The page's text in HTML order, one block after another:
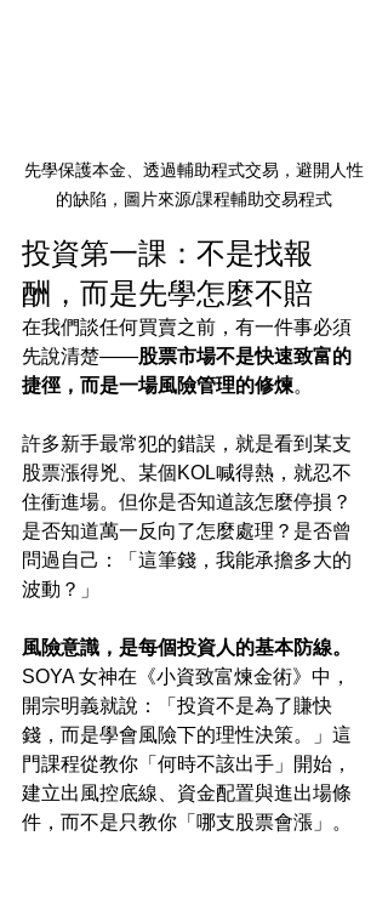
先學保護本金、透過輔助程式交易，避開人性
的缺陷，圖片來源/課程輔助交易程式
投資第一課：不是找報
酬，而是先學怎麼不賠
在我們談任何買賣之前，有一件事必須
先說清楚——股票市場不是快速致富的
捷徑，而是一場風險管理的修煉。
許多新手最常犯的錯誤，就是看到某支
股票漲得兇、某個KOL喊得熱，就忍不
住衝進場。但你是否知道該怎麼停損？
是否知道萬一反向了怎麼處理？是否曾
問過自己：「這筆錢，我能承擔多大的
波動？」
風險意識，是每個投資人的基本防線。
SOYA 女神在《小資致富煉金術》中，
開宗明義就說：「投資不是為了賺快
錢，而是學會風險下的理性決策。」這
門課程從教你「何時不該出手」開始，
建立出風控底線、資金配置與進出場條
件，而不是只教你「哪支股票會漲」。